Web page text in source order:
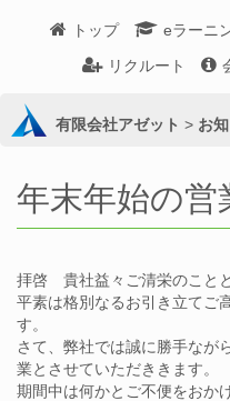
トップ eラーニ
リクルート
有限会社アゼット > お
年末年始の営
拝啓 貴社益々ご清栄のこと
平素は格別なるお引き立てご
す。
さて、弊社では誠に勝手なが
業とさせていただききます。
期間中は何かとご不便をおか